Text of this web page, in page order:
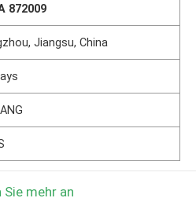
872009
Jiangsu, China
Sie mehr an